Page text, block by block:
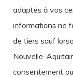
adaptés à vos
informations ne
de tiers sauf
Nouvelle-
consentement